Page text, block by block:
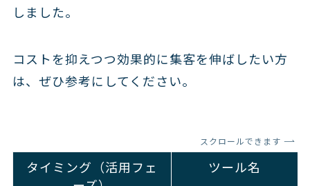
しました。
コストを抑えつつ効果的に集客を伸ばしたい方
は、ぜひ参考にしてください。
スクロールできます
タイミング（活用フェ
ツール名